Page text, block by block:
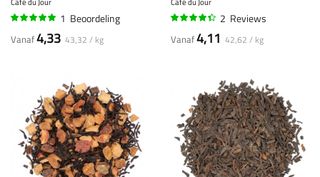
1 Beoordeling
Vanaf4,33 43,32 / kg
2 Reviews
Vanaf4,11 42,62 / kg